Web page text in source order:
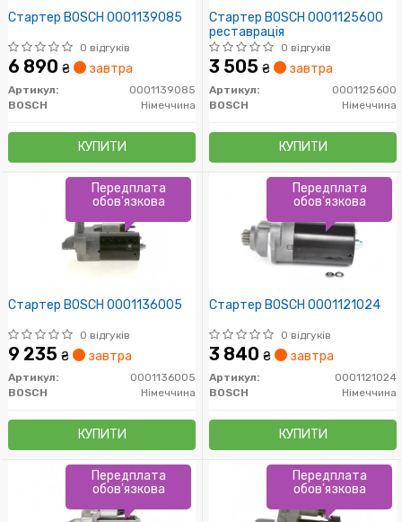
Стартер BOSCH 0001139085
0 відгуків
6 890 ₴ завтра
Артикул:
0001139085
BOSCH
Німеччина
КУПИТИ
Стартер BOSCH 0001125600
реставрація
0 відгуків
3 505 ₴ завтра
Артикул:
0001125600
BOSCH
Німеччина
КУПИТИ
Стартер BOSCH 0001136005
0 відгуків
9 235 ₴ завтра
Артикул:
0001136005
BOSCH
Німеччина
КУПИТИ
Передплата
обов'язкова
Стартер BOSCH 0001121024
0 відгуків
3 840 ₴ завтра
Артикул:
0001121024
BOSCH
Німеччина
КУПИТИ
Передплата
обов'язкова
Передплата
обов'язкова
Передплата
обов'язкова